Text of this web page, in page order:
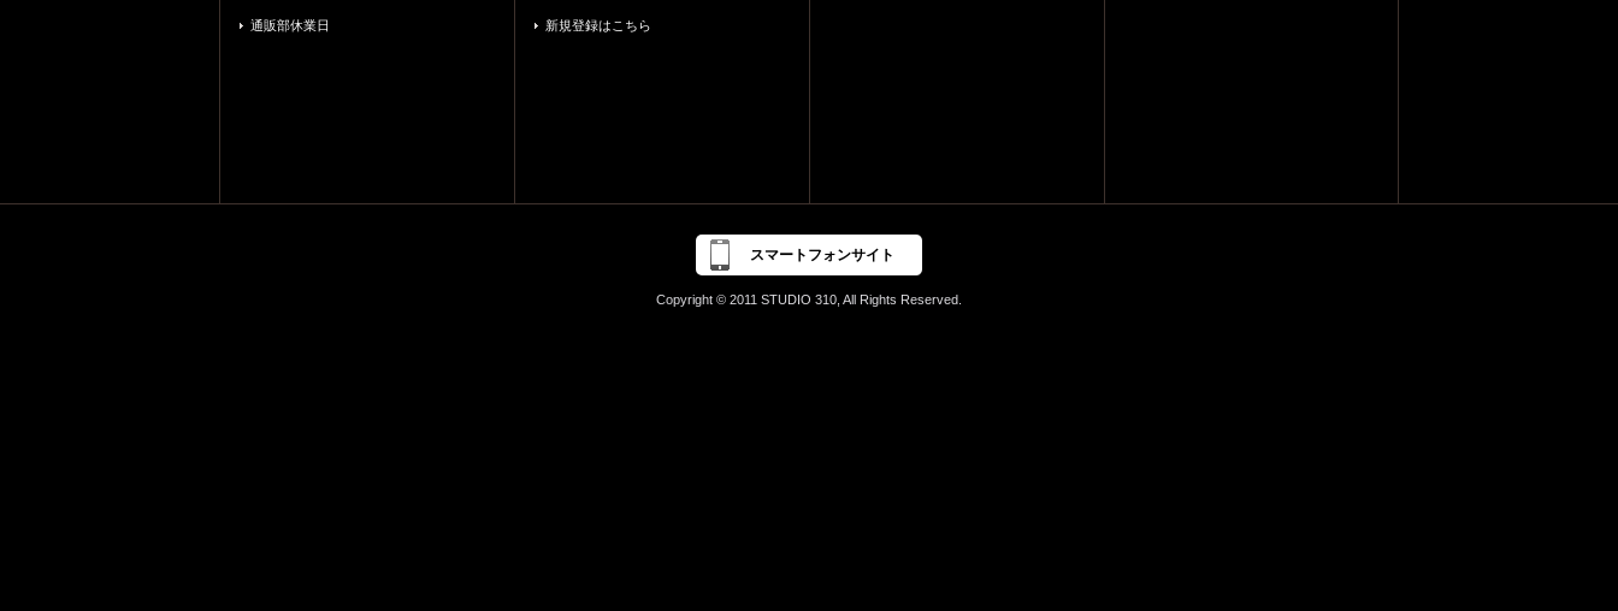
通販部休業日 新規登録はこちら
スマートフォンサイト
Copyright © 2011 STUDIO 310, All Rights Reserved.